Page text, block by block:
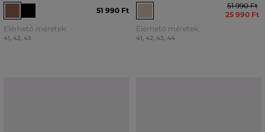
51 990 Ft
Elérhető méretek:
41, 42, 43
51 990 Ft
25 990 Ft
Elérhető méretek:
41, 42, 43, 44